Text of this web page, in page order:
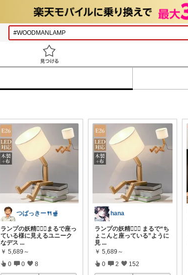
つばっきー🍴🫕
ランプの妖精🧝‍♀️✨まるで座っ
ている様に見えるユニーク
なデス ...
￥ 5,689～
0 0 8
hana
ランプの妖精🧝‍♀️✨ まるで“ち
ょこんと座っている”ように
見 ...
￥ 5,689～
0 2 152